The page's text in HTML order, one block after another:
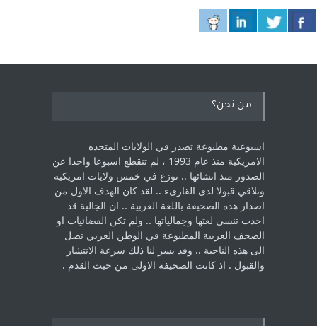
من نحن؟
اسبوعية مطبوعة تصدر في الولايات المتحده
الامريكية منذ عام 1993 ، لم ‏تنقطع اسبوعا واحدا عن
الصدور منذ انشائها .. توزع في خمس ولايات امريكية
‏وتلاقي قبولا لدى القارىء ..‏ لقد كان الهدف الاول من
اصدار هذه الصحيفة باللغة العربية .. ان الجالية قد
اخذت ‏تنسى لغتها وجمالياتها .. ولم تكن الفضائيات او
الصحف العربية المطبوعة في الوطن ‏العربي تصل
الى هذه الناحية .. وقد يسر لنا ذلك سرعة الانتشار
والقبول . اذ كانت ‏الصحيفة الاولى من حيث القدم . ‏